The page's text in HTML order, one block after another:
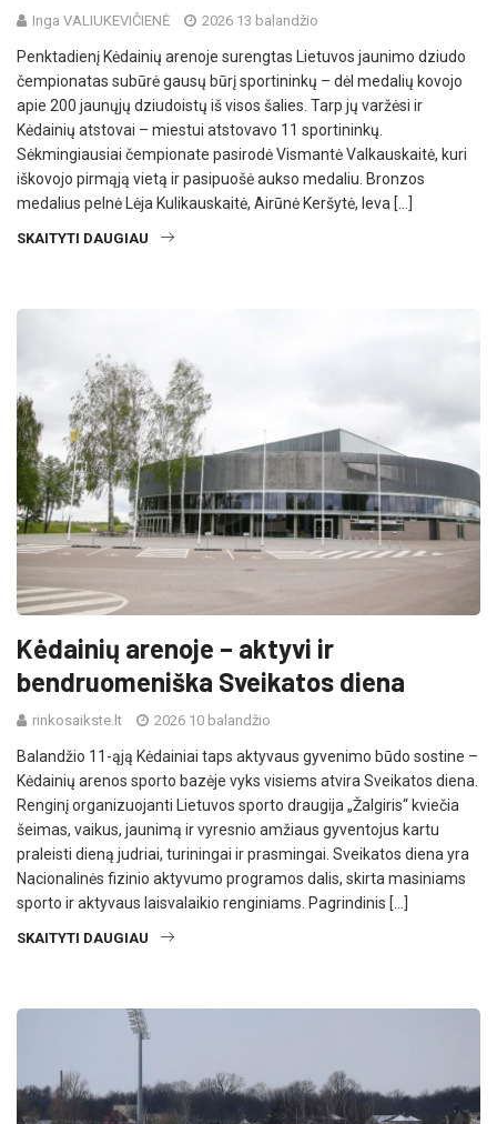
Inga VALIUKEVIČIENĖ 2026 13 balandžio
Penktadienį Kėdainių arenoje surengtas Lietuvos jaunimo dziudo
čempionatas subūrė gausų būrį sportininkų – dėl medalių kovojo
apie 200 jaunųjų dziudoistų iš visos šalies. Tarp jų varžėsi ir
Kėdainių atstovai – miestui atstovavo 11 sportininkų.
Sėkmingiausiai čempionate pasirodė Vismantė Valkauskaitė, kuri
iškovojo pirmąją vietą ir pasipuošė aukso medaliu. Bronzos
medalius pelnė Lėja Kulikauskaitė, Airūnė Keršytė, Ieva […]
SKAITYTI DAUGIAU
Kėdainių arenoje – aktyvi ir
bendruomeniška Sveikatos diena
rinkosaikste.lt 2026 10 balandžio
Balandžio 11-ąją Kėdainiai taps aktyvaus gyvenimo būdo sostine –
Kėdainių arenos sporto bazėje vyks visiems atvira Sveikatos diena.
Renginį organizuojanti Lietuvos sporto draugija „Žalgiris“ kviečia
šeimas, vaikus, jaunimą ir vyresnio amžiaus gyventojus kartu
praleisti dieną judriai, turiningai ir prasmingai. Sveikatos diena yra
Nacionalinės fizinio aktyvumo programos dalis, skirta masiniams
sporto ir aktyvaus laisvalaikio renginiams. Pagrindinis […]
SKAITYTI DAUGIAU